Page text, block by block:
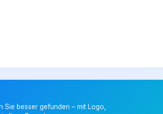
besser gefunden – mit Logo,